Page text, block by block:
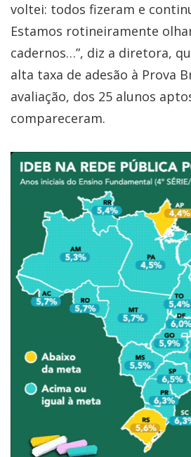
voltei: todos fizeram e
Estamos rotineiramente
cadernos…”, diz a diretora,
alta taxa de adesão à Prova
avaliação, dos 25 alunos
compareceram.